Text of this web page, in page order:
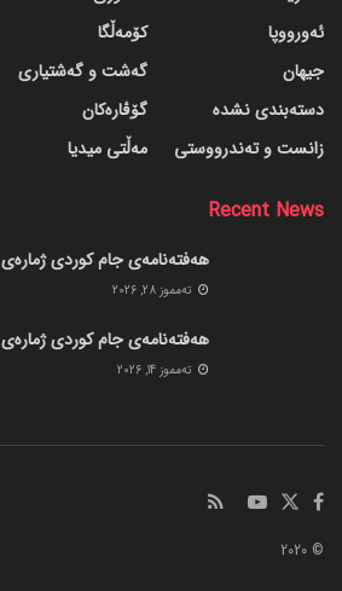
ئەورووپا
جیهان
دسته‌بندی نشده
زانست و تەندرووستی
کۆمەڵگا
گه‌شت و گه‌شتیاری
گۆڤاره‌کان
مەڵتی میدیا
Recent News
هەفتەنامەی جام کوردی ژمارەی 432
ته‌مموز 28, 2026
هەفتەنامەی جام کوردی ژمارەی 431
ته‌مموز 14, 2026
© 2020